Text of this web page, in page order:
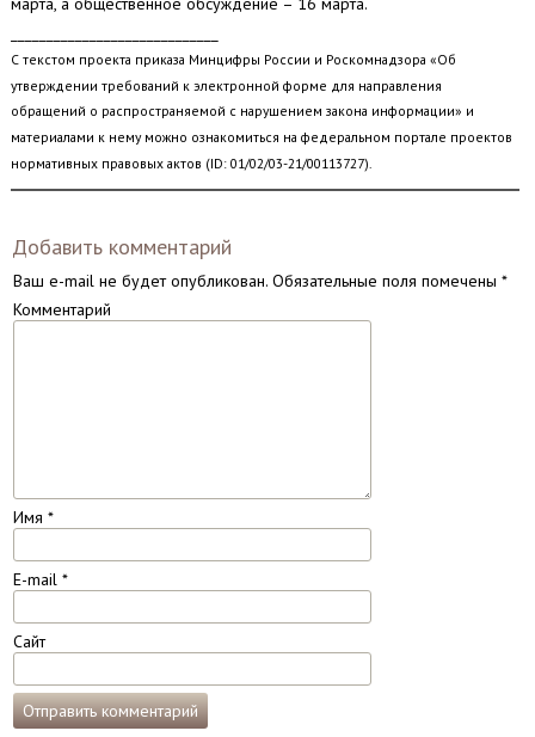
С текстом проекта приказа Минцифры России и Роскомнадзора «Об
утверждении требований к электронной форме для направления
обращений о распространяемой с нарушением закона информации» и
материалами к нему можно ознакомиться на федеральном портале проектов
нормативных правовых актов (ID: 01/02/03-21/00113727).
Добавить комментарий
Ваш e-mail не будет опубликован.Обязательные поля помечены *
Комментарий
Имя *
E-mail *
Сайт